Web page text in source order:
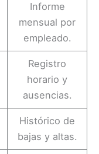
Informe
mensual por
empleado.
Registro
horario y
ausencias.
Histórico de
bajas y altas.